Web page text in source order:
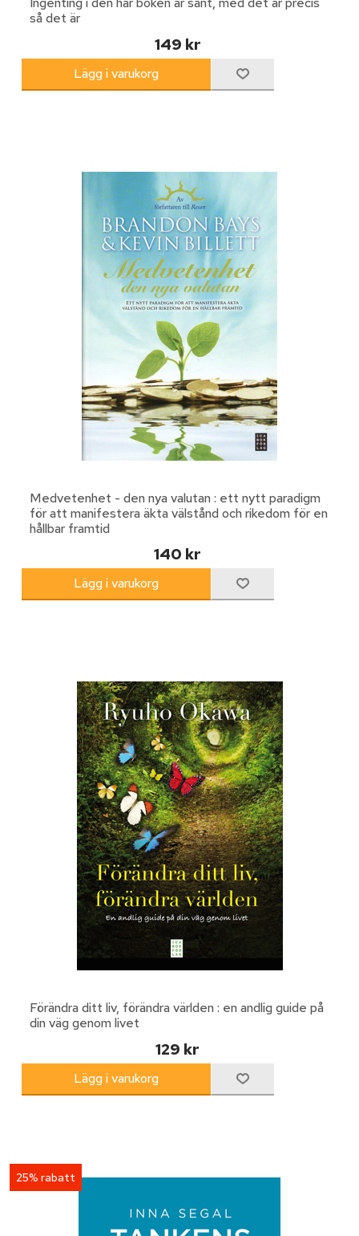
så det är
149 kr
Medvetenhet - den nya valutan : ett nytt paradigm
för att manifestera äkta välstånd och rikedom för en
hållbar framtid
140 kr
Förändra ditt liv, förändra världen : en andlig guide på
din väg genom livet
129 kr
25% rabatt